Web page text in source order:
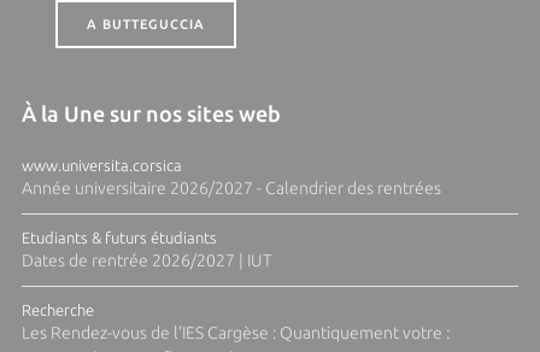
A BUTTEGUCCIA
À la Une sur nos sites web
www.universita.corsica
Année universitaire 2026/2027 - Calendrier des rentrées
Etudiants & futurs étudiants
Dates de rentrée 2026/2027 | IUT
Recherche
Les Rendez-vous de l'IES Cargèse : Quantiquement votre :